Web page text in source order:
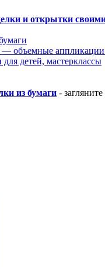
и открытки
объемные
детей, мастерклассы
из бумаги -